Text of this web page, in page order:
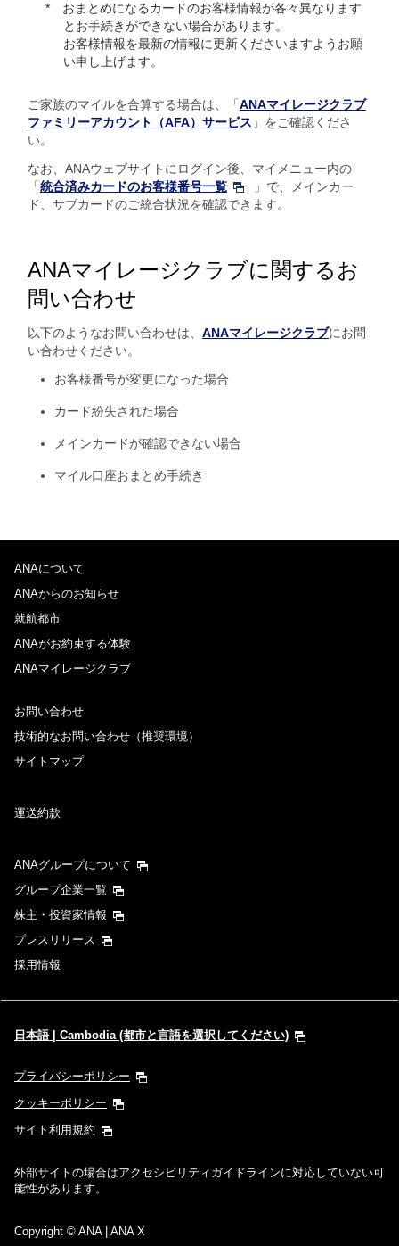
おまとめになるカードのお客様情報が各々異なります
とお手続きができない場合があります。
お客様情報を最新の情報に更新くださいますようお願
い申し上げます。
ご家族のマイルを合算する場合は、「 ANAマイレージクラブ
ファミリーアカウント（AFA）サービス 」をご確認くださ
い。
なお、ANAウェブサイトにログイン後、マイメニュー内の
「 統合済みカードのお客様番号一覧
」で、メインカー
ド、サブカードのご統合状況を確認できます。
ANAマイレージクラブに関するお
問い合わせ
以下のようなお問い合わせは、 ANAマイレージクラブにお問
い合わせください。
お客様番号が変更になった場合
カード紛失された場合
メインカードが確認できない場合
マイル口座おまとめ手続き
ANAについて
ANAからのお知らせ
就航都市
ANAがお約束する体験
ANAマイレージクラブ
お問い合わせ
技術的なお問い合わせ（推奨環境）
サイトマップ
運送約款
ANAグループについて
グループ企業一覧
株主・投資家情報
プレスリリース
採用情報
日本語 | Cambodia (都市と言語を選択してください)
プライバシーポリシー
クッキーポリシー
サイト利用規約
外部サイトの場合はアクセシビリティガイドラインに対応していない可
能性があります。
Copyright © ANA | ANA X